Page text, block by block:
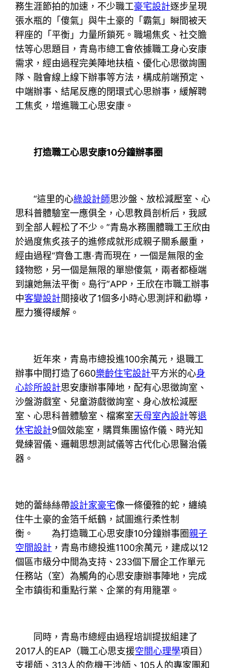
務生涯節拍的加速，不少職工豪宅設計逐步呈現
張水瓶的「傻氣」與牛土豪的「霸氣」瞬間被天
秤座的「平衡」力量所鎖死。職場焦炙、社交膽
怯等心思題目，青島市總工會依據職工身心安康
需求，經由過程完美陣地扶植、優化心思徵詢團
隊、融會線上線下辦事等方法，構成前端預定、
中端辦事、結尾反應的閉環式心思辦事，緩解聘
工焦炙，增進職工心思安康。
打造職工心思安康10分鐘辦事圈
“這里的心綠設計師思沙盤、放松減壓室、心
思科普體驗室一應俱全，心思教員剖析后，我感
到全部人輕松了不少。”青島水務團體職工王欣由
於過度焦炙孩子的進修成就形成親子關系嚴重，
經由過程“齊魯工惠·青而現在，一個是無限的金
錢物慾，另一個是無限的單戀傻氣，兩者都極端
到讓她無法平衡。島行”APP，王欣在市職工辦事
中客變設計間接收了1個多小時心思測評和勸導，
壓力獲得緩解。
近年來，青島市總投進100余萬元，退職工
辦事中間打造了660樂齡住宅設計平方米的心身
心診所設計思安康辦事陣地，配有心思徵詢室、
沙盤游戲室、兒童游戲徵詢室、身心放松減壓
室、心思科普體驗室、檔案室天母室內設計等退
休宅設計9個效能室，購買集團協作儀、時光知
覺練習儀、邏輯思想測試儀等古代化心思醫治儀
器。
她的蕾絲絲帶設計家豪宅像一條優雅的蛇，纏繞
住牛土豪的金箔千紙鶴，試圖進行柔性制
衡。 為打造職工心思安康10分鐘辦事圈親子
空間設計 ，青島市總投進1100余萬元，建成以12
個區市級分中間為支持、233個下層企工作單元
任務站（室）為觸角的心思安康辦事陣地，完成
全市鎮街和重點行業、企業的有用籠罩。
同時，青島市總經由過程培訓提拔組建了
2017人的EAP（職工心思支援空間心理學項目）
支援師、313人的危機干涉師、105人的專家團和